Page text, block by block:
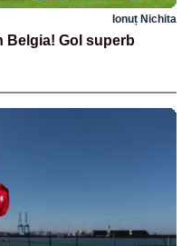
Ionuț Nichita
Belgia! Gol superb